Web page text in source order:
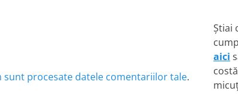
sunt procesate datele comentariilor tale.
Știai
aici